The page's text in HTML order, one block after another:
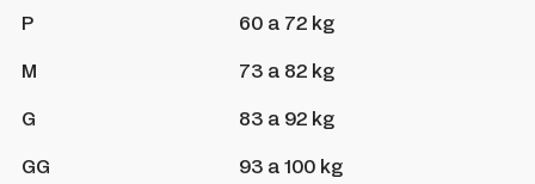
P 60 a 72 kg
M 73 a 82 kg
G 83 a 92 kg
GG 93 a 100 kg